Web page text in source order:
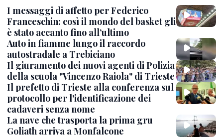
I messaggi di affetto per Federico
Franceschin: così il mondo del basket gli
è stato accanto fino all’ultimo
Auto in fiamme lungo il raccordo
autostradale a Trebiciano
Il giuramento dei nuovi agenti di Polizia
della scuola "Vincenzo Raiola" di Trieste
Il prefetto di Trieste alla conferenza sul
protocollo per l'identificazione dei
cadaveri senza nome
La nave che trasporta la prima gru
Goliath arriva a Monfalcone